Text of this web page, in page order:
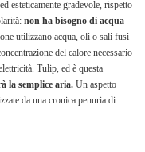
esteticamente gradevole, rispetto
non ha bisogno di acqua
utilizzano acqua, oli o sali fusi
del calore necessario
Tulip, ed è questa
la semplice aria. Un aspetto
da una cronica penuria di